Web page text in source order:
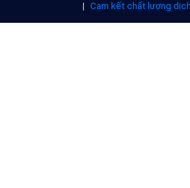
© 2014 Bizfly Cloud. All Rights Reserved